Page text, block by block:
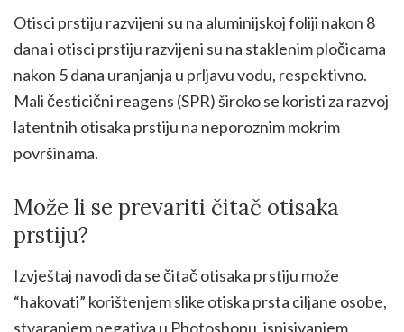
Otisci prstiju razvijeni su na aluminijskoj foliji nakon 8
dana i otisci prstiju razvijeni su na staklenim pločicama
nakon 5 dana uranjanja u prljavu vodu, respektivno.
Mali česticični reagens (SPR) široko se koristi za razvoj
latentnih otisaka prstiju na neporoznim mokrim
površinama.
Može li se prevariti čitač otisaka
prstiju?
Izvještaj navodi da se čitač otisaka prstiju može
“hakovati” korištenjem slike otiska prsta ciljane osobe,
stvaranjem negativa u Photoshopu, ispisivanjem